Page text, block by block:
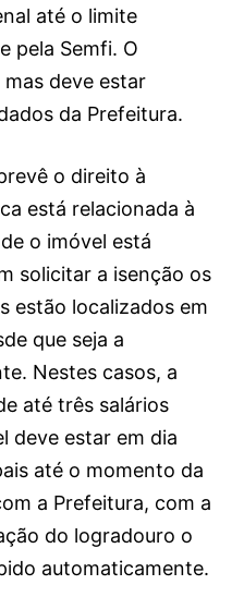
até o limite
pela Semfi. O
deve estar
da Prefeitura.
o direito à
está relacionada à
o imóvel está
solicitar a isenção os
estão localizados em
que seja a
Nestes casos, a
até três salários
deve estar em dia
até o momento da
a Prefeitura, com a
do logradouro o
automaticamente.